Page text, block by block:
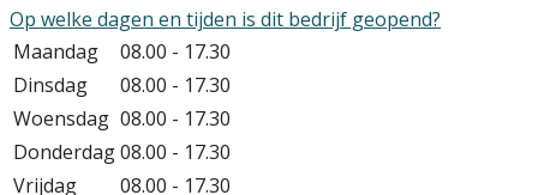
Op welke dagen en tijden is dit bedrijf geopend?
Maandag
08.00 - 17.30
Dinsdag
08.00 - 17.30
Woensdag 08.00 - 17.30
Donderdag08.00 - 17.30
Vrijdag
08.00 - 17.30